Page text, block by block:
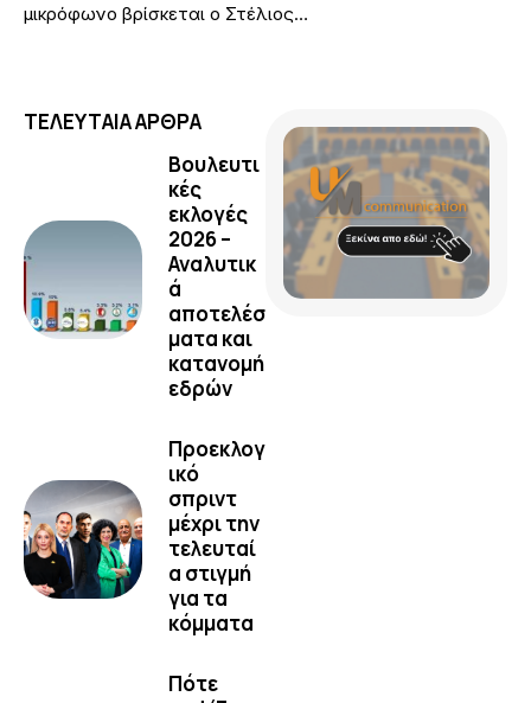
μικρόφωνο βρίσκεται ο Στέλιος…
ΤΕΛΕΥΤΑΙΑ ΑΡΘΡΑ
Βουλευτι
κές
εκλογές
2026 –
Αναλυτικ
ά
αποτελέσ
ματα και
κατανομή
εδρών
Προεκλογ
ικό
σπριντ
μέχρι την
τελευταί
α στιγμή
για τα
κόμματα
Πότε